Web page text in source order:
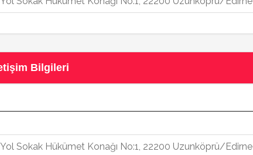
Bilgileri
Sokak Hükümet Konağı No:1, 22200 Uzunköprü/Edirne